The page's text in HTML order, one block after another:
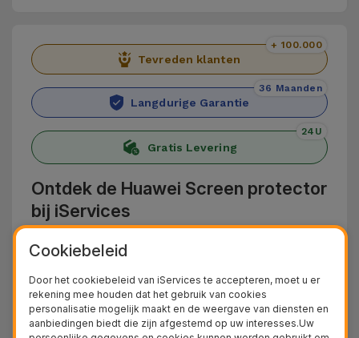
Tevreden klanten
+ 100.000
Langdurige Garantie
36 Maanden
Gratis Levering
24U
Ontdek de Huawei Screen protector
bij iServices
Bescherm uw Huawei-telefoon met de Huawei
gemaakt van gehard glas en bieden
bescherming tegen krassen, stoten en andere
Cookiebeleid
Door het cookiebeleid van iServices te accepteren, moet u er
rekening mee houden dat het gebruik van cookies
personalisatie mogelijk maakt en de weergave van diensten en
aanbiedingen biedt die zijn afgestemd op uw interesses.Uw